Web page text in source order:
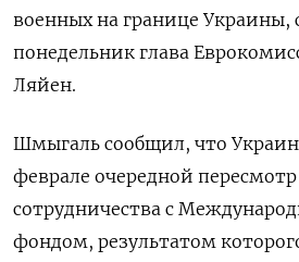
военных на границе Украины,
понедельник глава
Ляйен.
Шмыгаль сообщил, что
феврале очередной
сотрудничества с
фондом, результатом